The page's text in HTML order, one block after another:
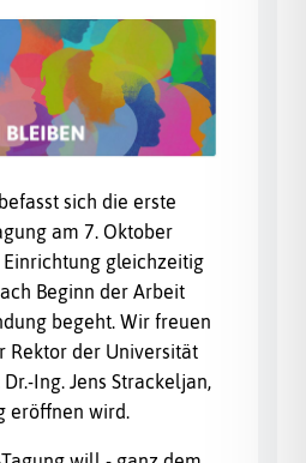
sich die erste
am 7. Oktober
gleichzeitig
Beginn der Arbeit
begeht. Wir freuen
Rektor der Universität
Ing. Jens Strackeljan,
eröffnen wird.